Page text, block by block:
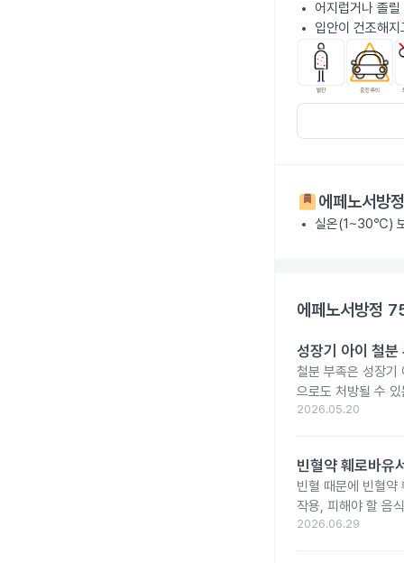
어지럽거나 졸
입안이 건조해
에페노서방
실온(1~30℃)
에페노서방정
성장기 아이 철
철분 부족은 성장기
으로도 처방될 수
2026.05.20
빈혈약 훼로바유
빈혈 때문에 빈혈약
작용, 피해야 할 음
2026.06.29